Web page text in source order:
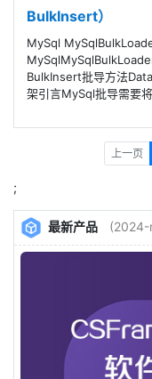
BulkInsert）
MySql
BulkInsert批导方法
架引言MySql批导需要
上一页
;
最新产品 (2024-